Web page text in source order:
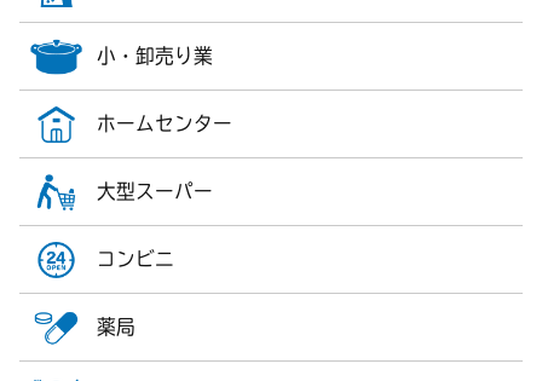
小・卸売り業
ホームセンター
大型スーパー
コンビニ
薬局